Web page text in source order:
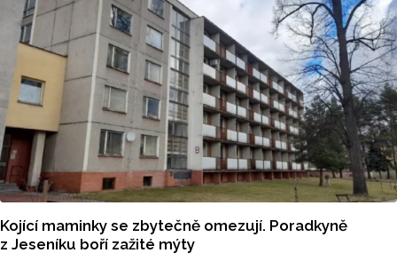
Kojící maminky se zbytečně omezují. Poradkyně
z Jeseníku boří zažité mýty